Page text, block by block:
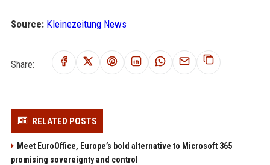
Source: Kleinezeitung News
Share:
RELATED POSTS
Meet EuroOffice, Europe’s bold alternative to Microsoft 365
promising sovereignty and control